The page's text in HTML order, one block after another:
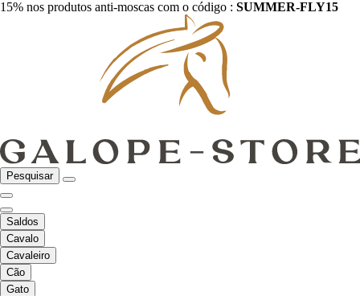
15% nos produtos anti-moscas com o código : SUMMER-FLY15
Pesquisar
Saldos
Cavalo
Cavaleiro
Cão
Gato